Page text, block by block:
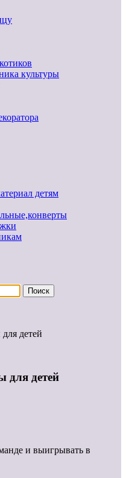
культуры
детям
детей
для детей
и выигрывать в